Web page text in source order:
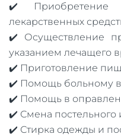
✔️ Приобретение
лекарственных
✔️ Осуществление
указанием лечащего
✔️ Приготовление
✔️ Помощь больному
✔️ Помощь в
✔️ Смена постельного
✔️ Стирка одежды и